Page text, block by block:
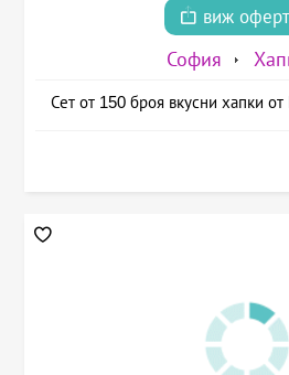
виж
София
Сет от 150 броя вкусни хапки